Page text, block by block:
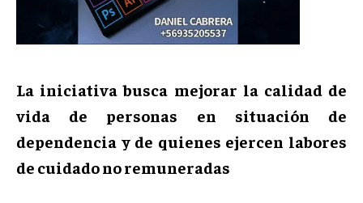
La iniciativa busca mejorar la calidad de
vida de personas en situación de
dependencia y de quienes ejercen labores
de cuidado no remuneradas